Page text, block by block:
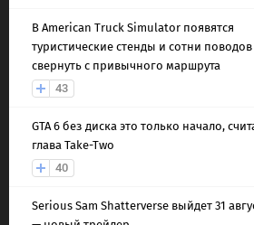
В American Truck Simulator появятся
туристические стенды и сотни поводов
свернуть с привычного маршрута
43
GTA 6 без диска это только начало,
глава Take-Two
40
Serious Sam Shatterverse выйдет 31